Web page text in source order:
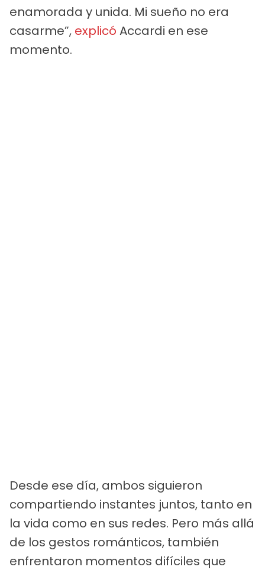
enamorada y unida. Mi sueño no era
casarme”, explicó Accardi en ese
momento.
Desde ese día, ambos siguieron
compartiendo instantes juntos, tanto en
la vida como en sus redes. Pero más allá
de los gestos románticos, también
enfrentaron momentos difíciles que